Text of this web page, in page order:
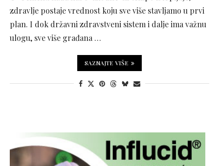
zdravlje postaje vrednost koju sve više stavljamo u prvi
plan. I dok državni zdravstveni sistem i dalje ima važnu
ulogu, sve više građana …
SAZNAJTE VIŠE